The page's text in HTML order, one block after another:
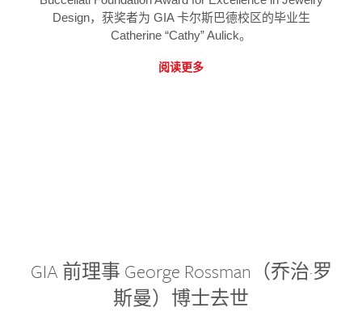
Design，获奖者为 GIA 卡尔斯巴德校区的毕业生
Catherine “Cathy” Aulick。
阅读更多
GIA 前理事 George Rossman（乔治·罗
斯曼）博士去世